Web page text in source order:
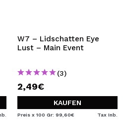
W7 – Lidschatten Eye
Lust – Main Event
(3)
2,49€
KAUFEN
Preis x 100 Gr: 99,60€ Tax Inb.